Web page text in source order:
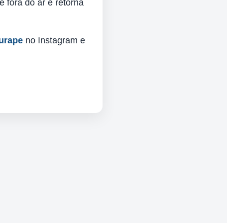
fora do ar e retorna
no Instagram e